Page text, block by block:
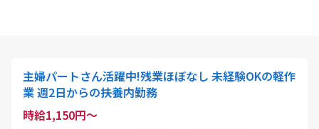
主婦パートさん活躍中!残業ほぼなし 未経験OKの軽作
業 週2日からの扶養内勤務
時給1,150円～